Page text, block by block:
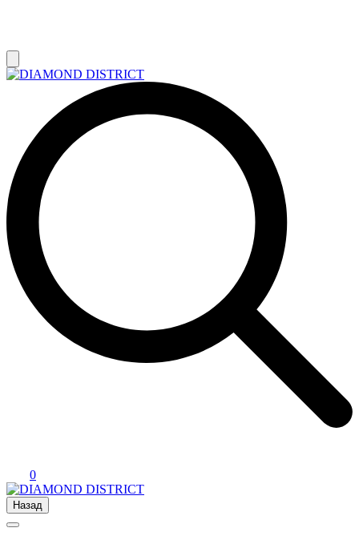
0
Назад